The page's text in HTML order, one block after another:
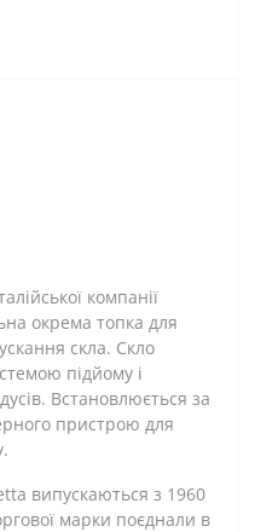
компанії
окрема топка для
скла. Скло
підйому і
Встановлюється за
пристрою для
випускаються з 1960
марки поєднали в